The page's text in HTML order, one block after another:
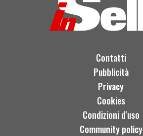
Contatti
Pubblicità
Privacy
Cookies
Condizioni d'uso
Community policy